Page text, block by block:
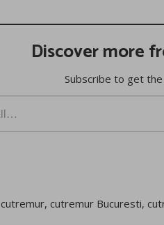
Discover more
Subscribe to get
cutremur, cutremur Bucuresti,